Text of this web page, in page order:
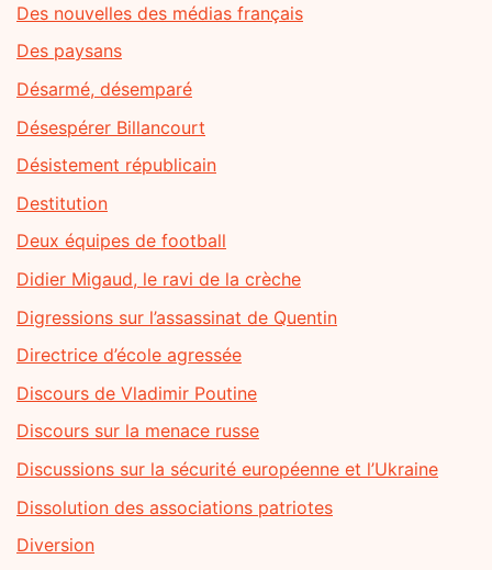
Des nouvelles des médias français
Des paysans
Désarmé, désemparé
Désespérer Billancourt
Désistement républicain
Destitution
Deux équipes de football
Didier Migaud, le ravi de la crèche
Digressions sur l’assassinat de Quentin
Directrice d’école agressée
Discours de Vladimir Poutine
Discours sur la menace russe
Discussions sur la sécurité européenne et l’Ukraine
Dissolution des associations patriotes
Diversion